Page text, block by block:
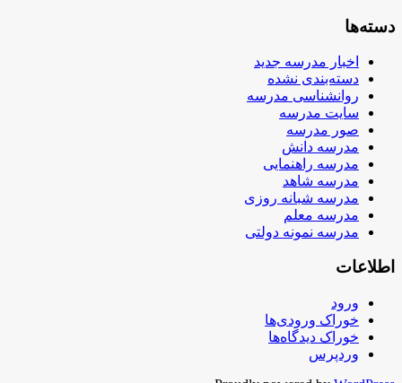
دسته‌ها
اخبار مدرسه جدید
دسته‌بندی نشده
روانشناسی مدرسه
سایت مدرسه
صور مدرسه
مدرسه دانش
مدرسه راهنمایی
مدرسه شاهد
مدرسه شبانه روزی
مدرسه معلم
مدرسه نمونه دولتی
اطلاعات
ورود
خوراک ورودی‌ها
خوراک دیدگاه‌ها
وردپرس